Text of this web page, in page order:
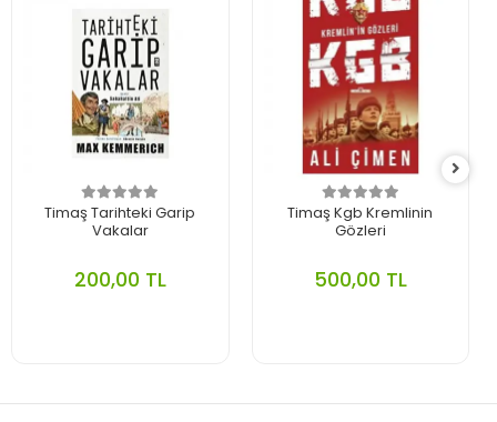
Timaş Tarihteki Garip
Vakalar
200,00 TL
Timaş Kgb Kremlinin
Gözleri
500,00 TL